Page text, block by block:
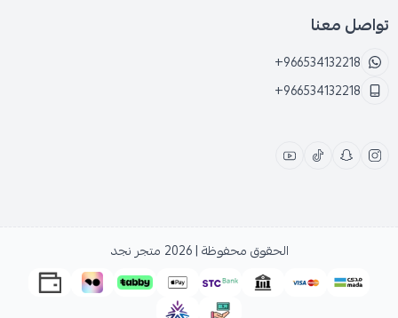
تواصل معنا
+966534132218
+966534132218
الحقوق محفوظة | 2026 متجر نجد